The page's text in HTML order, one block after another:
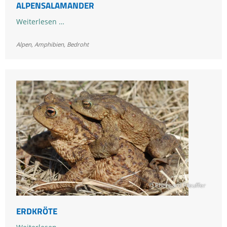
ALPENSALAMANDER
Weiterlesen …Alpensalamander
Alpen, Amphibien, Bedroht
© Eberhard Pfeuffer
ERDKRÖTE